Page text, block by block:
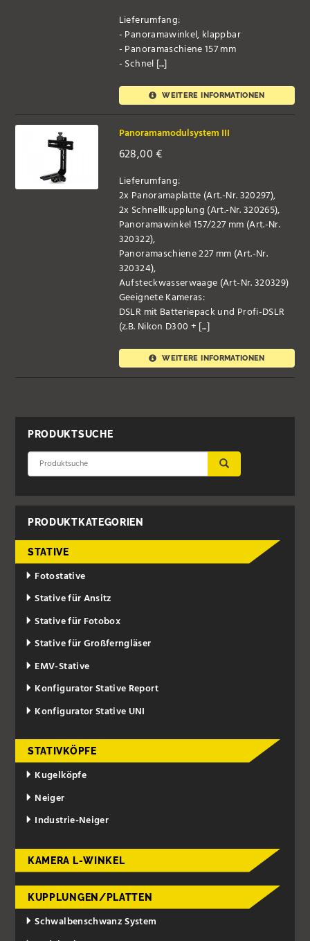
Lieferumfang:
- Panoramawinkel, klappbar
- Panoramaschiene 157 mm
- Schnel [...]
WEITERE INFORMATIONEN
Panoramamodulsystem III
628,00€
Lieferumfang:
2x Panoramaplatte (Art.-Nr. 320297),
2x Schnellkupplung (Art.-Nr. 320265),
Panoramawinkel 157/227 mm (Art.-Nr.
320322),
Panoramaschiene 227 mm (Art.-Nr.
320324),
Aufsteckwasserwaage (Art-Nr. 320329)
Geeignete Kameras:
DSLR mit Batteriepack und Profi-DSLR
(z.B. Nikon D300 + [...]
WEITERE INFORMATIONEN
PRODUKTSUCHE
PRODUKTKATEGORIEN
STATIVE
Fotostative
Stative für Ansitz
Stative für Fotobox
Stative für Großferngläser
EMV-Stative
Konfigurator Stative Report
Konfigurator Stative UNI
STATIVKÖPFE
Kugelköpfe
Neiger
Industrie-Neiger
KAMERA L-WINKEL
KUPPLUNGEN/PLATTEN
Schwalbenschwanz System